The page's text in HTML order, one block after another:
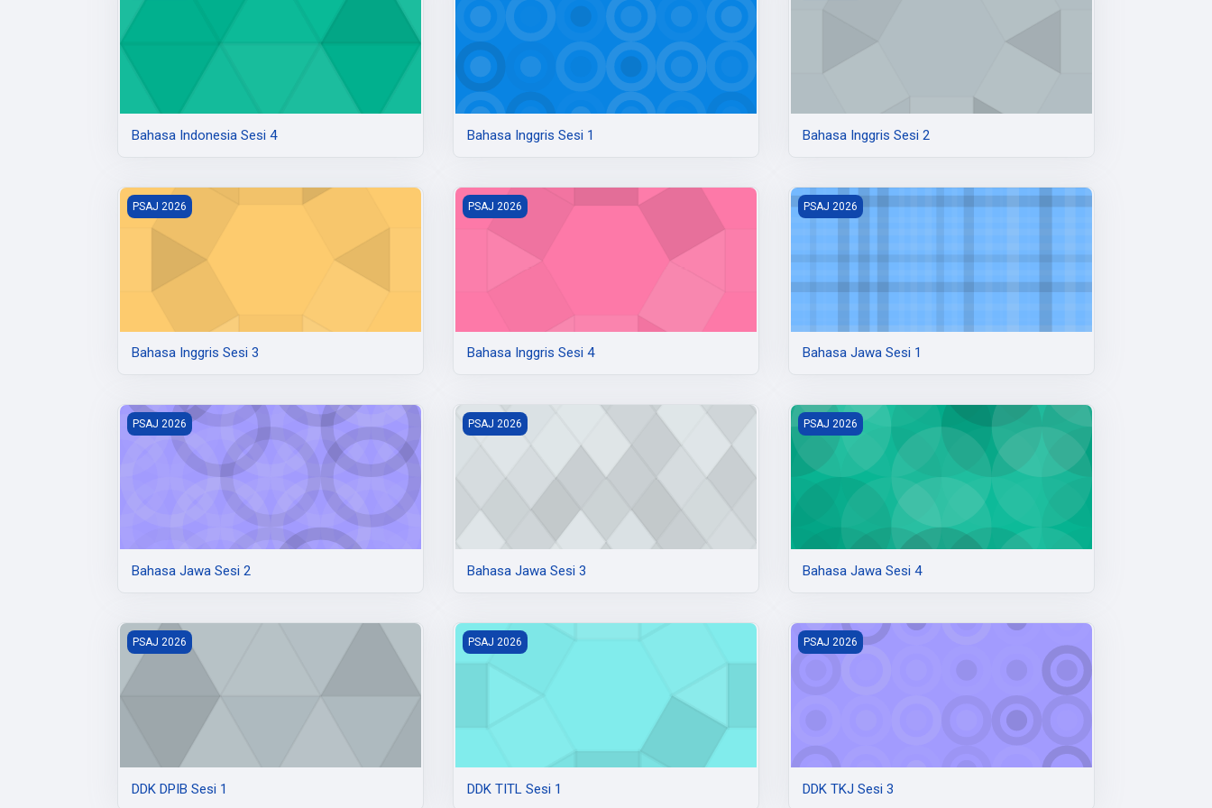
Bahasa Indonesia Sesi 4 Bahasa Inggris Sesi 1 Bahasa Inggris Sesi 2
Bahasa Inggris Sesi 3
PSAJ 2026
Bahasa Inggris Sesi 3
Bahasa Inggris Sesi 4
PSAJ 2026
Bahasa Inggris Sesi 4
Bahasa Jawa Sesi 1
PSAJ 2026
Bahasa Jawa Sesi 1
Bahasa Jawa Sesi 2
PSAJ 2026
Bahasa Jawa Sesi 2
Bahasa Jawa Sesi 3
PSAJ 2026
Bahasa Jawa Sesi 3
Bahasa Jawa Sesi 4
PSAJ 2026
Bahasa Jawa Sesi 4
DDK DPIB Sesi 1
PSAJ 2026
DDK DPIB Sesi 1
DDK TITL Sesi 1
PSAJ 2026
DDK TITL Sesi 1
DDK TKJ Sesi 3
PSAJ 2026
DDK TKJ Sesi 3